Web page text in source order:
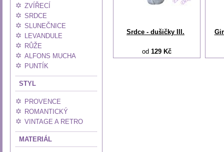
ZVÍŘECÍ
SRDCE
SLUNEČNICE
LEVANDULE
RŮŽE
ALFONS MUCHA
PUNTÍK
STYL
PROVENCE
ROMANTICKÝ
VINTAGE A RETRO
MATERIÁL
Srdce - dušičky III.
od 129 Kč